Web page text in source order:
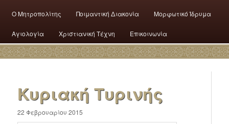
Ο Mητροπολίτης Ποιμαντική Διακονία Μορφωτικό Ίδρυμα
Αγιολογία Χριστιανική Τέχνη Επικοινωνία
Κυριακή Τυρινής
22 Φεβρουαρίου 2015